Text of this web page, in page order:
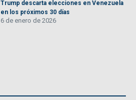
Trump descarta elecciones en Venezuela
en los próximos 30 días
6 de enero de 2026